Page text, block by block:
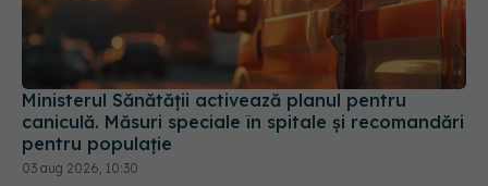
Ministerul Sănătății activează planul pentru
caniculă. Măsuri speciale în spitale și recomandări
pentru populație
03 aug 2026, 10:30